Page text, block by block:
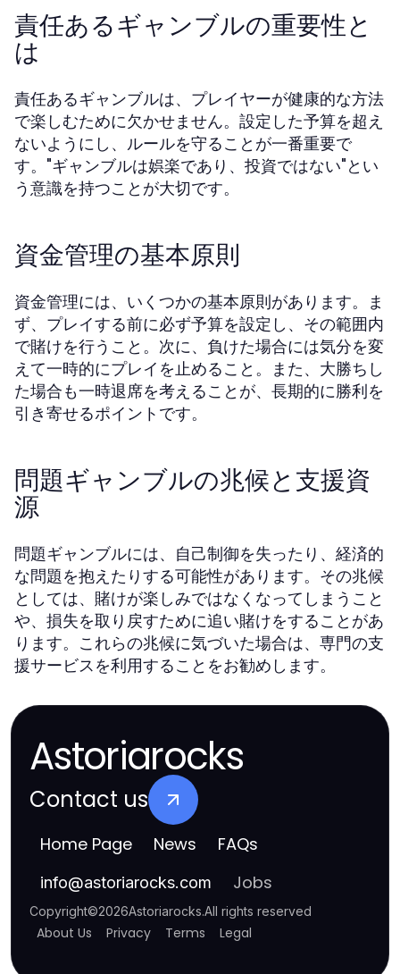
責任あるギャンブルの重要性と
は
責任あるギャンブルは、プレイヤーが健康的な方法
で楽しむために欠かせません。設定した予算を超え
ないようにし、ルールを守ることが一番重要で
す。"ギャンブルは娯楽であり、投資ではない"とい
う意識を持つことが大切です。
資金管理の基本原則
資金管理には、いくつかの基本原則があります。ま
ず、プレイする前に必ず予算を設定し、その範囲内
で賭けを行うこと。次に、負けた場合には気分を変
えて一時的にプレイを止めること。また、大勝ちし
た場合も一時退席を考えることが、長期的に勝利を
引き寄せるポイントです。
問題ギャンブルの兆候と支援資
源
問題ギャンブルには、自己制御を失ったり、経済的
な問題を抱えたりする可能性があります。その兆候
としては、賭けが楽しみではなくなってしまうこと
や、損失を取り戻すために追い賭けをすることがあ
ります。これらの兆候に気づいた場合は、専門の支
援サービスを利用することをお勧めします。
Astoriarocks
Contact us
Home Page News FAQs
info@astoriarocks.com Jobs
Copyright©2026Astoriarocks.All rights reserved
About Us Privacy Terms Legal